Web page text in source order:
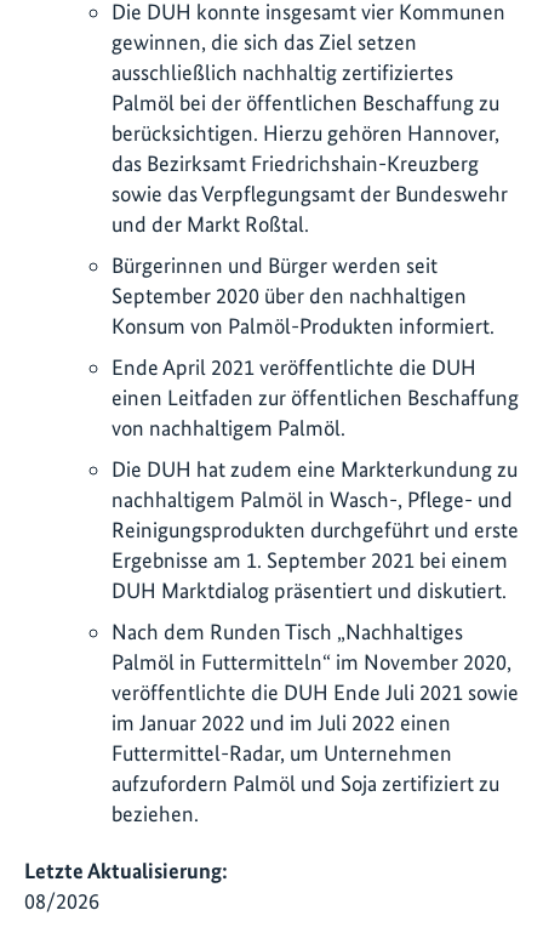
Die DUH konnte insgesamt vier Kommunen
gewinnen, die sich das Ziel setzen
ausschließlich nachhaltig zertifiziertes
Palmöl bei der öffentlichen Beschaffung zu
berücksichtigen. Hierzu gehören Hannover,
das Bezirksamt Friedrichshain-Kreuzberg
sowie das Verpflegungsamt der Bundeswehr
und der Markt Roßtal.
Bürgerinnen und Bürger werden seit
September 2020 über den nachhaltigen
Konsum von Palmöl-Produkten informiert.
Ende April 2021 veröffentlichte die DUH
einen Leitfaden zur öffentlichen Beschaffung
von nachhaltigem Palmöl.
Die DUH hat zudem eine Markterkundung zu
nachhaltigem Palmöl in Wasch-, Pflege- und
Reinigungsprodukten durchgeführt und erste
Ergebnisse am 1. September 2021 bei einem
DUH Marktdialog präsentiert und diskutiert.
Nach dem Runden Tisch „Nachhaltiges
Palmöl in Futtermitteln“ im November 2020,
veröffentlichte die DUH Ende Juli 2021 sowie
im Januar 2022 und im Juli 2022 einen
Futtermittel-Radar, um Unternehmen
aufzufordern Palmöl und Soja zertifiziert zu
beziehen.
Letzte Aktualisierung:
08/2026